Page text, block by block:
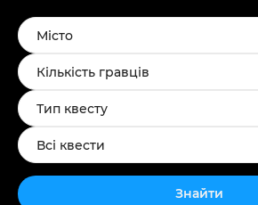
Місто
Кількість гравців
Тип квесту
Всі квести
Знайти